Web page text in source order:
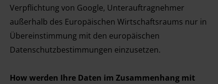
Verpflichtung von Google, Unterauftragnehmer
außerhalb des Europäischen Wirtschaftsraums nur in
Übereinstimmung mit den europäischen
Datenschutzbestimmungen einzusetzen.
How werden Ihre Daten im Zusammenhang mit